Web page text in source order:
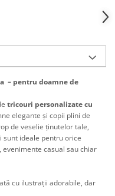
– pentru doamne de
tricouri personalizate cu
elegante și copii plini de
de veselie ținutelor tale,
sunt ideale pentru orice
casual sau chiar
cu ilustrații adorabile, dar